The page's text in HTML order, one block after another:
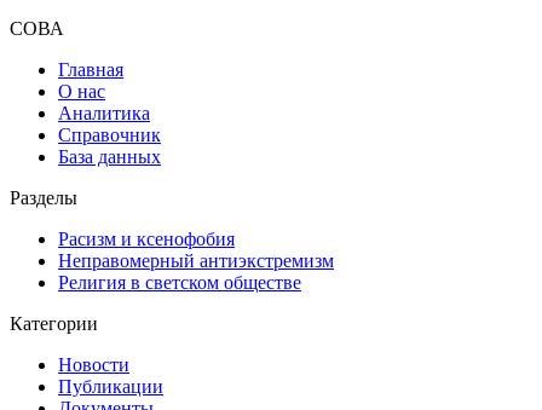
СОВА
Главная
О нас
Аналитика
Справочник
База данных
Разделы
Расизм и ксенофобия
Неправомерный антиэкстремизм
Религия в светском обществе
Категории
Новости
Публикации